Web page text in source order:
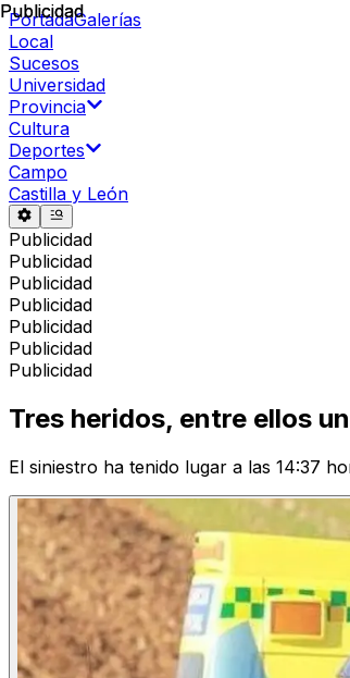
PortadaGalerías
Local
Sucesos
Universidad
Provincia
Cultura
Deportes
Campo
Castilla y León
Publicidad
Publicidad
Publicidad
Publicidad
Publicidad
Publicidad
Publicidad
Publicidad
Tres heridos, entre ellos
El siniestro ha tenido lugar a las 14:37
Publicidad